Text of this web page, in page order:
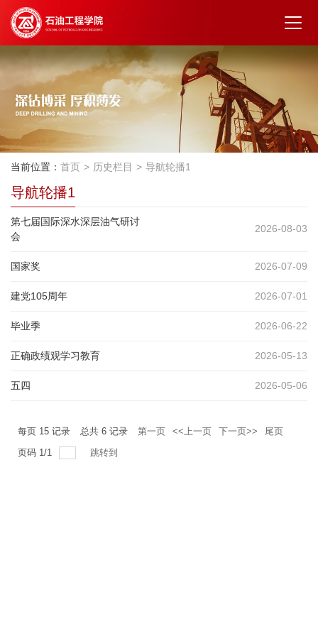
当前位置： 首页 历史栏目 导航轮播1
导航轮播1
第七届国际深水深层油气研讨
会
2026-08-03
国家奖 2026-07-09
建党105周年 2026-07-01
毕业季 2026-06-22
正确政绩观学习教育 2026-05-13
五四 2026-05-06
每页 15 记录 总共 6 记录 第一页 <<上一页 下一页>>
尾页
页码 1/1 跳转到